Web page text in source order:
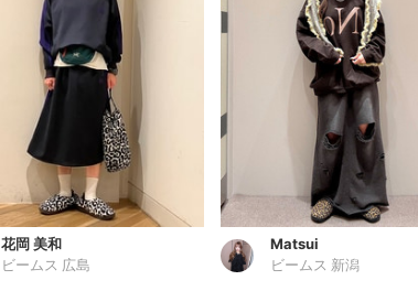
花岡 美和
ビームス 広島
Matsui
ビームス 新潟